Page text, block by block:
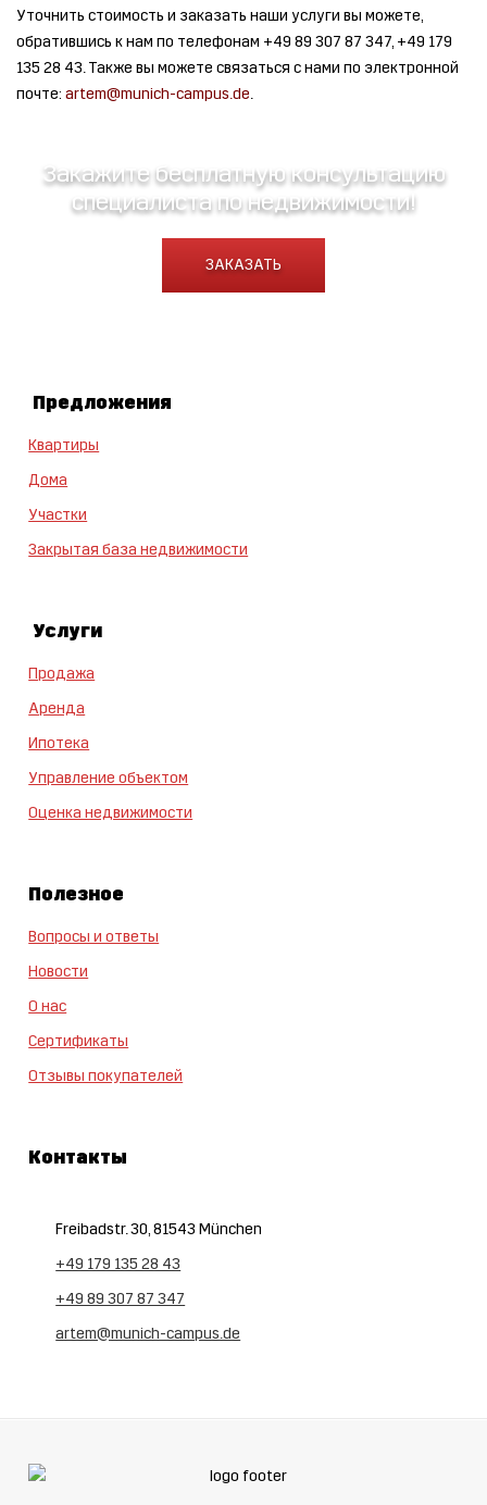
Уточнить стоимость и заказать наши услуги вы можете,
обратившись к нам по телефонам +49 89 307 87 347, +49 179
135 28 43. Также вы можете связаться с нами по электронной
почте: artem@munich-campus.de.
Закажите бесплатную консультацию
специалиста по недвижимости!
ЗАКАЗАТЬ
Предложения
Квартиры
Дома
Участки
Закрытая база недвижимости
Услуги
Продажа
Аренда
Ипотека
Управление объектом
Оценка недвижимости
Полезное
Вопросы и ответы
Новости
О нас
Сертификаты
Отзывы покупателей
Контакты
Freibadstr. 30, 81543 München
+49 179 135 28 43
+49 89 307 87 347
artem@munich-campus.de